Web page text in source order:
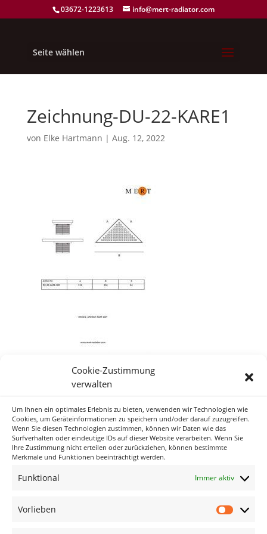
Cookie-Zustimmung
verwalten
Um Ihnen ein optimales Erlebnis zu bieten, verwenden wir Technologien wie
Cookies, um Geräteinformationen zu speichern und/oder darauf zuzugreifen.
Wenn Sie diesen Technologien zustimmen, können wir Daten wie das
Surfverhalten oder eindeutige IDs auf dieser Website verarbeiten. Wenn Sie
Ihre Zustimmung nicht erteilen oder zurückziehen, können bestimmte
Merkmale und Funktionen beeinträchtigt werden.
Funktional Immer aktiv
Vorlieben
03672-1223613 info@mert-radiator.com
Seite wählen
Zeichnung-DU-22-KARE1
von Elke Hartmann | Aug. 12, 2022
Neueste Kommentare
Archiv
Keine Kategorien